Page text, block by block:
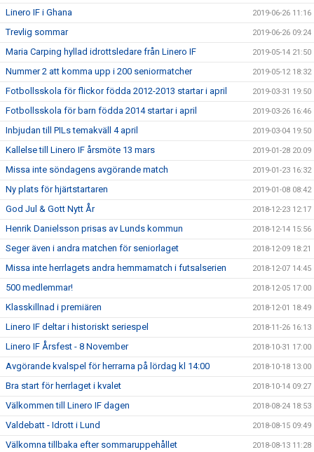
Linero IF i Ghana 2019-06-26 11:16
Trevlig sommar 2019-06-26 09:24
Maria Carping hyllad idrottsledare från Linero IF 2019-05-14 21:50
Nummer 2 att komma upp i 200 seniormatcher 2019-05-12 18:32
Fotbollsskola för flickor födda 2012-2013 startar i april 2019-03-31 19:50
Fotbollsskola för barn födda 2014 startar i april 2019-03-26 16:46
Inbjudan till PILs temakväll 4 april 2019-03-04 19:50
Kallelse till Linero IF årsmöte 13 mars 2019-01-28 20:09
Missa inte söndagens avgörande match 2019-01-23 16:32
Ny plats för hjärtstartaren 2019-01-08 08:42
God Jul & Gott Nytt År 2018-12-23 12:17
Henrik Danielsson prisas av Lunds kommun 2018-12-14 15:56
Seger även i andra matchen för seniorlaget 2018-12-09 18:21
Missa inte herrlagets andra hemmamatch i futsalserien 2018-12-07 14:45
500 medlemmar! 2018-12-05 17:00
Klasskillnad i premiären 2018-12-01 18:49
Linero IF deltar i historiskt seriespel 2018-11-26 16:13
Linero IF Årsfest - 8 November 2018-10-31 17:00
Avgörande kvalspel för herrarna på lördag kl 14:00 2018-10-18 13:00
Bra start för herrlaget i kvalet 2018-10-14 09:27
Välkommen till Linero IF dagen 2018-08-24 18:53
Valdebatt - Idrott i Lund 2018-08-15 09:49
Välkomna tillbaka efter sommaruppehållet 2018-08-13 11:28